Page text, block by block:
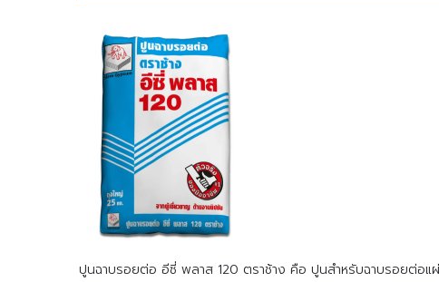
ปูนฉาบรอยต่อ อีซี่ พลาส 120 ตราช้าง คือ ปูนสำหรับฉาบรอยต่อแ